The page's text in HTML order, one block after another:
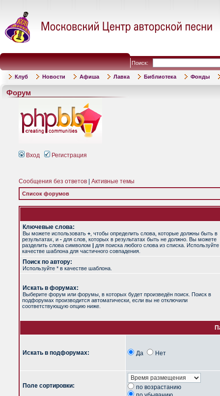
Поиск:
Клуб Новости Афиша Лавка Библиотека Фонды
Форум
Вход Регистрация
Сообщения без ответов Активные темы
Список форумов
Ключевые слова:
Вы можете использовать + , чтобы определить слова, которые должны быть в
результатах, и - для слов, которых в результатах быть не должно. Вы можете
разделить слова символом | для поиска любого слова из списка. Используйте
качестве шаблона для частичного совпадения.
Поиск по автору:
Используйте * в качестве шаблона.
Искать в форумах:
Выберите форум или форумы, в которых будет произведён поиск. Поиск в
подфорумах производится автоматически, если вы не отключили
соответствующую опцию ниже.
Искать в подфорумах: Да Нет
Поле сортировки:
по возрастанию